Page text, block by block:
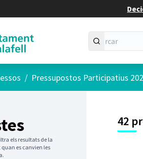
/ Pressupostos Participatius
els resultats de la
es canvien les
42